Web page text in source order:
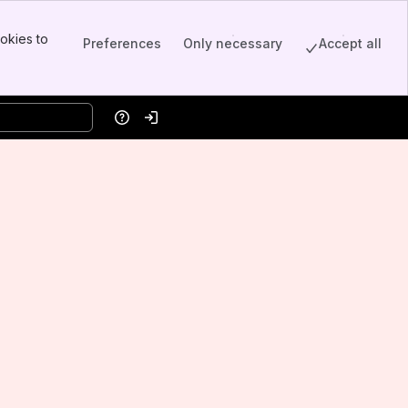
to
Preferences Only necessary Accept all
HelpLog in